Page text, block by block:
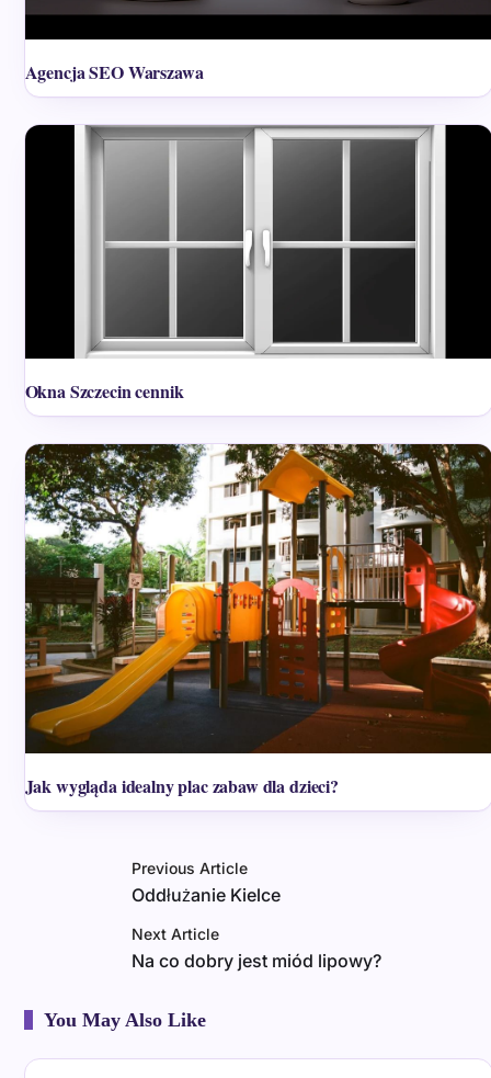
Agencja SEO Warszawa
Okna Szczecin cennik
Jak wygląda idealny plac zabaw dla dzieci?
Previous Article
Oddłużanie Kielce
Next Article
Na co dobry jest miód lipowy?
You May Also Like